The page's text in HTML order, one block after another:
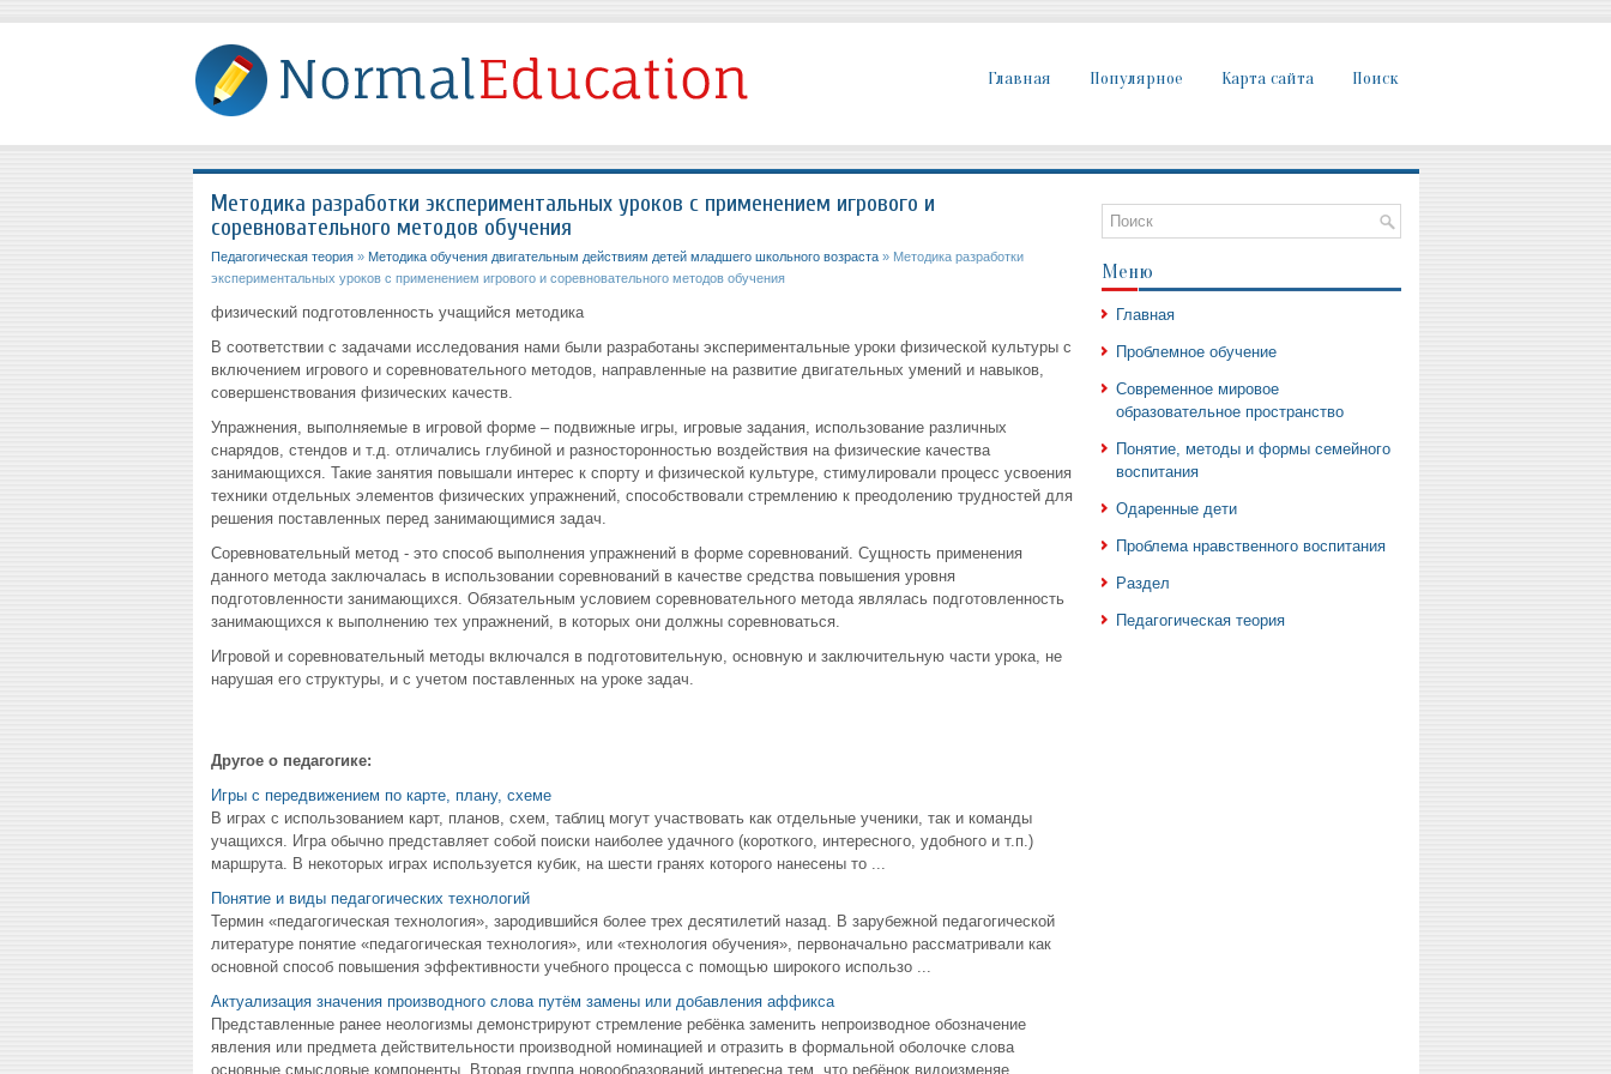
Главная Популярное Карта сайта Поиск
Методика разработки экспериментальных уроков с применением игрового и
соревновательного методов обучения
Педагогическая теория» Методика обучения двигательным действиям детей младшего школьного возраста» Методика разработки
экспериментальных уроков с применением игрового и соревновательного методов обучения
физический подготовленность учащийся методика
В соответствии с задачами исследования нами были разработаны экспериментальные уроки физической культуры с
включением игрового и соревновательного методов, направленные на развитие двигательных умений и навыков,
совершенствования физических качеств.
Упражнения, выполняемые в игровой форме – подвижные игры, игровые задания, использование различных
снарядов, стендов и т.д. отличались глубиной и разносторонностью воздействия на физические качества
занимающихся. Такие занятия повышали интерес к спорту и физической культуре, стимулировали процесс усвоения
техники отдельных элементов физических упражнений, способствовали стремлению к преодолению трудностей для
решения поставленных перед занимающимися задач.
Соревновательный метод - это способ выполнения упражнений в форме соревнований. Сущность применения
данного метода заключалась в использовании соревнований в качестве средства повышения уровня
подготовленности занимающихся. Обязательным условием соревновательного метода являлась подготовленность
занимающихся к выполнению тех упражнений, в которых они должны соревноваться.
Игровой и соревновательный методы включался в подготовительную, основную и заключительную части урока, не
нарушая его структуры, и с учетом поставленных на уроке задач.
Другое о педагогике:
Игры с передвижением по карте, плану, схеме
В играх с использованием карт, планов, схем, таблиц могут участвовать как отдельные ученики, так и команды
учащихся. Игра обычно представляет собой поиски наиболее удачного (короткого, интересного, удобного и т.п.)
маршрута. В некоторых играх используется кубик, на шести гранях которого нанесены то ...
Понятие и виды педагогических технологий
Термин «педагогическая технология», зародившийся более трех десятилетий назад. В зарубежной педагогической
литературе понятие «педагогическая технология», или «технология обучения», первоначально рассматривали как
основной способ повышения эффективности учебного процесса с помощью широкого использо ...
Актуализация значения производного слова путём замены или добавления аффикса
Представленные ранее неологизмы демонстрируют стремление ребёнка заменить непроизводное обозначение
явления или предмета действительности производной номинацией и отразить в формальной оболочке слова
основные смысловые компоненты. Вторая группа новообразований интересна тем, что ребёнок видоизменяе ...
Меню
Главная
Проблемное обучение
Современное мировое
образовательное пространство
Понятие, методы и формы семейного
воспитания
Одаренные дети
Проблема нравственного воспитания
Раздел
Педагогическая теория